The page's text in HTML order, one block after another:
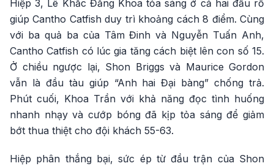
Hiệp 3, Lê Khắc Đăng Khoa tỏa sáng ở cả hai đầu rổ
giúp Cantho Catfish duy trì khoảng cách 8 điểm. Cùng
với ba quả ba của Tâm Đinh và Nguyễn Tuấn Anh,
Cantho Catfish có lúc gia tăng cách biệt lên con số 15.
Ở chiều ngược lại, Shon Briggs và Maurice Gordon
vẫn là đầu tàu giúp “Anh hai Đại bàng” chống trả.
Phút cuối, Khoa Trần với khả năng đọc tình huống
nhanh nhạy và cướp bóng đã kịp tỏa sáng để giảm
bớt thua thiệt cho đội khách 55-63.
Hiệp phân thắng bại, sức ép từ đầu trận của Shon